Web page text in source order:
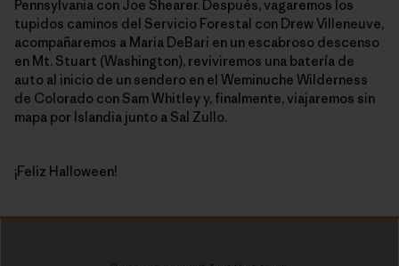
Pennsylvania con Joe Shearer. Después, vagaremos los
tupidos caminos del Servicio Forestal con Drew Villeneuve,
acompañaremos a Maria DeBari en un escabroso descenso
en Mt. Stuart (Washington), reviviremos una batería de
auto al inicio de un sendero en el Weminuche Wilderness
de Colorado con Sam Whitley y, finalmente, viajaremos sin
mapa por Islandia junto a Sal Zullo.
¡Feliz Halloween!